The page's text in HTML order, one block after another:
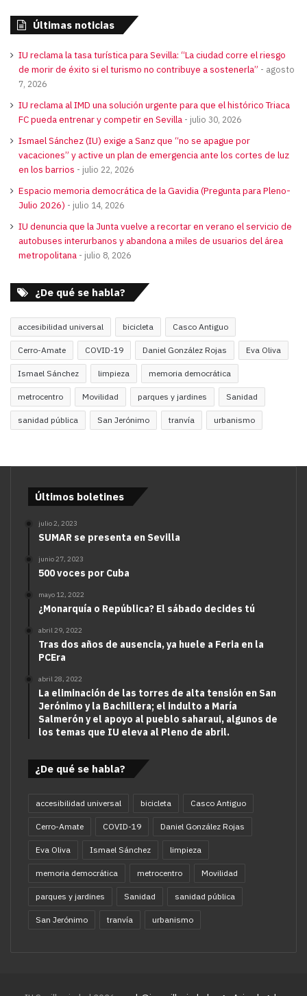
Últimas noticias
IU reclama la tasa turística para Sevilla: “La ciudad corre el riesgo
de morir de éxito si el turismo no contribuye a sostenerla”
agosto
7, 2026
IU reclama al IMD una solución urgente para que el histórico Triaca
FC pueda entrenar y competir en Sevilla
julio 30, 2026
Ismael Sánchez (IU) exige a Sanz que “no se apague por
vacaciones” y active un plan de emergencia ante los cortes de luz
en los barrios
julio 22, 2026
Espacio memoria democrática de la Gavidia (Pregunta para Pleno-
Julio 2026)
julio 14, 2026
IU denuncia que la Junta vuelve a recortar en verano el servicio de
autobuses interurbanos y abandona a miles de usuarios del área
metropolitana
julio 8, 2026
¿De qué se habla?
accesibilidad universal bicicleta Casco Antiguo
Cerro-Amate COVID-19 Daniel González Rojas Eva Oliva
Ismael Sánchez limpieza memoria democrática
metrocentro Movilidad parques y jardines Sanidad
sanidad pública San Jerónimo tranvía urbanismo
Últimos boletines
julio 2, 2023
SUMAR se presenta en Sevilla
junio 27, 2023
500 voces por Cuba
mayo 12, 2022
¿Monarquía o República? El sábado decides tú
abril 29, 2022
Tras dos años de ausencia, ya huele a Feria en la
PCEra
abril 28, 2022
La eliminación de las torres de alta tensión en San
Jerónimo y la Bachillera; el indulto a María
Salmerón y el apoyo al pueblo saharaui, algunos de
los temas que IU eleva al Pleno de abril.
¿De qué se habla?
accesibilidad universal bicicleta Casco Antiguo
Cerro-Amate COVID-19 Daniel González Rojas
Eva Oliva Ismael Sánchez limpieza
memoria democrática metrocentro Movilidad
parques y jardines Sanidad sanidad pública
San Jerónimo tranvía urbanismo